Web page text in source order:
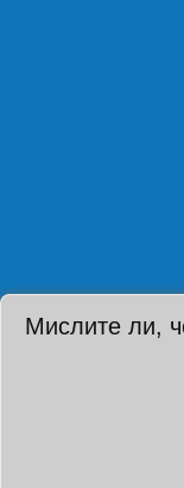
Мислите ли,